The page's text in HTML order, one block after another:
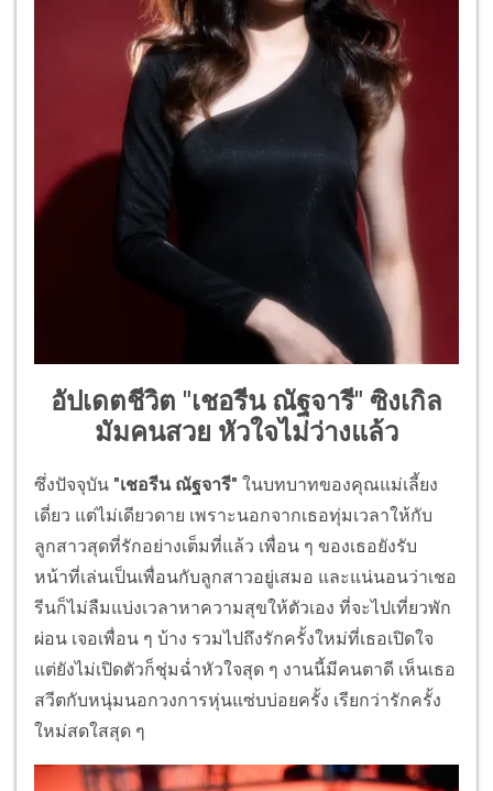
อัปเดตชีวิต "เชอรีน ณัฐจารี" ซิงเกิล
มัมคนสวย หัวใจไม่ว่างแล้ว
ซึ่งปัจจุบัน "เชอรีน ณัฐจารี" ในบทบาทของคุณแม่เลี้ยง
เดี่ยว แต่ไม่เดียวดาย เพราะนอกจากเธอทุ่มเวลาให้กับ
ลูกสาวสุดที่รักอย่างเต็มที่แล้ว เพื่อน ๆ ของเธอยังรับ
หน้าที่เล่นเป็นเพื่อนกับลูกสาวอยู่เสมอ และแน่นอนว่าเชอ
รีนก็ไม่ลืมแบ่งเวลาหาความสุขให้ตัวเอง ที่จะไปเที่ยวพัก
ผ่อน เจอเพื่อน ๆ บ้าง รวมไปถึงรักครั้งใหม่ที่เธอเปิดใจ
แต่ยังไม่เปิดตัวก็ชุ่มฉ่ำหัวใจสุด ๆ งานนี้มีคนตาดี เห็นเธอ
สวีตกับหนุ่มนอกวงการหุ่นแซ่บบ่อยครั้ง เรียกว่ารักครั้ง
ใหม่สดใสสุด ๆ